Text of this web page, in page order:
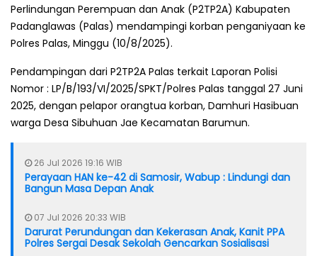
Perlindungan Perempuan dan Anak (P2TP2A) Kabupaten
Padanglawas (Palas) mendampingi korban penganiyaan ke
Polres Palas, Minggu (10/8/2025).
Pendampingan dari P2TP2A Palas terkait Laporan Polisi
Nomor : LP/B/193/VI/2025/SPKT/Polres Palas tanggal 27 Juni
2025, dengan pelapor orangtua korban, Damhuri Hasibuan
warga Desa Sibuhuan Jae Kecamatan Barumun.
26 Jul 2026 19:16 WIB
Perayaan HAN ke-42 di Samosir, Wabup : Lindungi dan
Bangun Masa Depan Anak
07 Jul 2026 20:33 WIB
Darurat Perundungan dan Kekerasan Anak, Kanit PPA
Polres Sergai Desak Sekolah Gencarkan Sosialisasi